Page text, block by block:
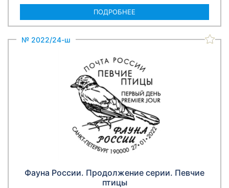
ПОДРОБНЕЕ
№ 2022/24-ш
Фауна России. Продолжение серии. Певчие
птицы